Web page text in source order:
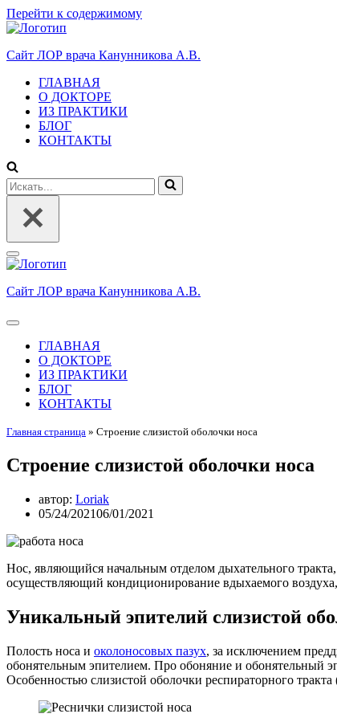
Перейти к содержимому
Cайт ЛОР врача Канунникова А.В.
ГЛАВНАЯ
О ДОКТОРЕ
ИЗ ПРАКТИКИ
БЛОГ
КОНТАКТЫ
Искать...
Меню
навигации
Cайт ЛОР врача Канунникова А.В.
Меню
навигацииГЛАВНАЯ
О ДОКТОРЕ
ИЗ ПРАКТИКИ
БЛОГ
КОНТАКТЫ
Главная страница » Строение слизистой оболочки носа
Строение слизистой оболочки носа
автор: Loriak
05/24/202106/01/2021
Нос, являющийся начальным отделом дыхательного
осуществляющий кондиционирование вдыхаемого
Уникальный эпителий слизистой
Полость носа и околоносовых пазух, за исключением
обонятельным эпителием. Про обоняние и обонятельный
Особенностью слизистой оболочки респираторного